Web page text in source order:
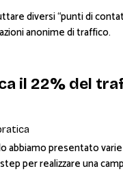
diversi “punti di
anonime di traffico.
il 22% del
abbiamo presentato
per realizzare una